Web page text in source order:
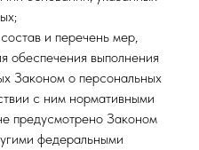
и перечень мер,
обеспечения выполнения
Законом о персональных
с ним нормативными
предусмотрено Законом
федеральными